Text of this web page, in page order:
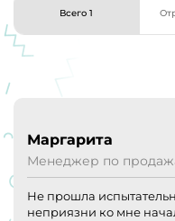
Всего 1
Маргарита
Менеджер по
Не прошла
неприязни ко мне